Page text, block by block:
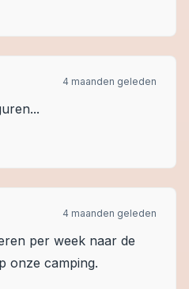
4 maanden geleden
4 maanden geleden
per week naar de
onze camping.